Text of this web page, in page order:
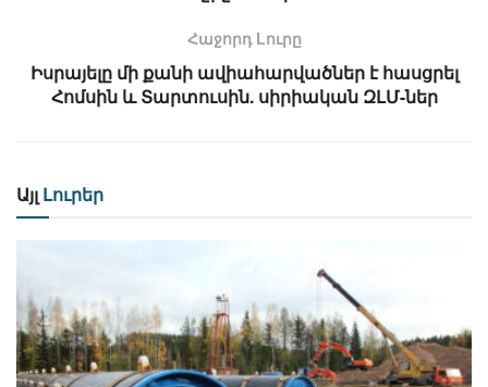
Հաջորդ Lուրը
Իսրայելը մի քանի ավիահարվածներ է հասցրել
Հոմսին և Տարտուսին. սիրիական ԶԼՄ-ներ
Այլ Լուրեր